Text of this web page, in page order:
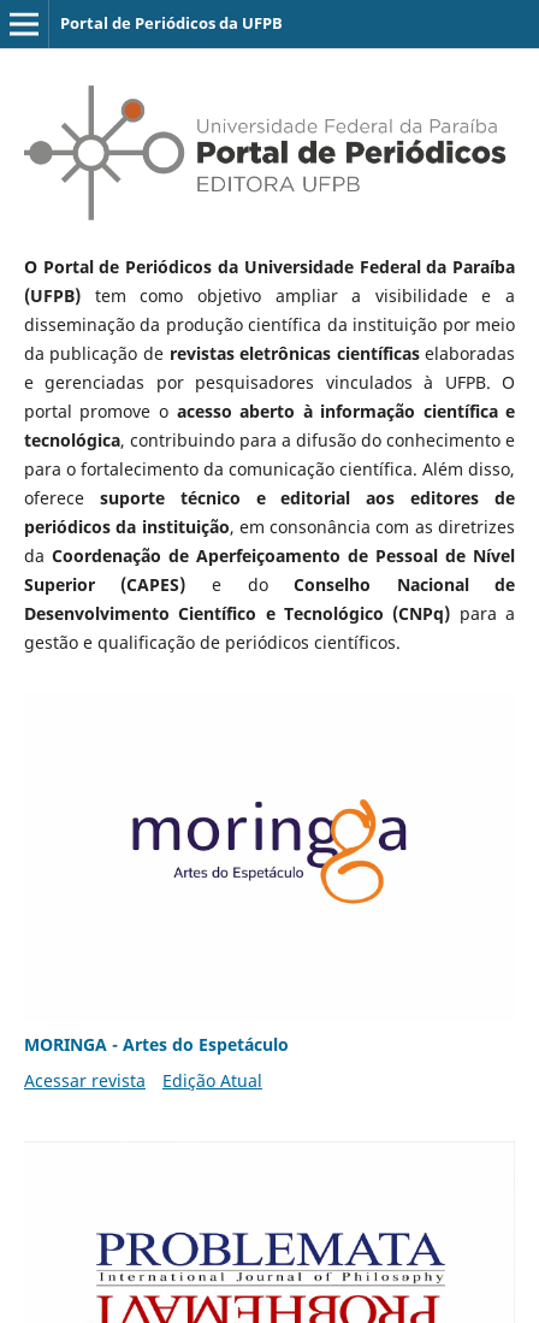
Portal de Periódicos da UFPB
O Portal de Periódicos da Universidade Federal da Paraíba
(UFPB)tem como objetivo ampliar a visibilidade e a
disseminação da produção científica da instituição por meio
da publicação de revistas eletrônicas científicaselaboradas
e gerenciadas por pesquisadores vinculados à UFPB. O
portal promove o acesso aberto à informação científica e
tecnológica, contribuindo para a difusão do conhecimento e
para o fortalecimento da comunicação científica. Além disso,
oferece suporte técnico e editorial aos editores de
periódicos da instituição, em consonância com as diretrizes
da Coordenação de Aperfeiçoamento de Pessoal de Nível
Superior (CAPES) e doConselho Nacional de
Desenvolvimento Científico e Tecnológico (CNPq) para a
gestão e qualificação de periódicos científicos.
MORINGA - Artes do Espetáculo
Acessar revista
Edição Atual